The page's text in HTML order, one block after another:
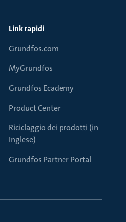
Link rapidi
Grundfos.com
MyGrundfos
Grundfos Ecademy
Product Center
Riciclaggio dei prodotti (in
Inglese)
Grundfos Partner Portal